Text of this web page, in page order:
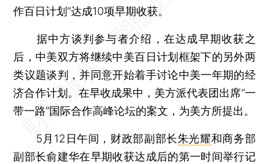
作百日计划”达成10项早期收获。
据中方谈判参与者介绍，在达成早期收获之
后，中美双方将继续中美百日计划框架下的另外两
类议题谈判，并同意开始着手讨论中美一年期的经
济合作计划。在早收成果中，美方派代表团出席“一
带一路”国际合作高峰论坛的案文，为美方所提出。
5月12日午间，财政部副部长朱光耀和商务部
副部长俞建华在早期收获达成后的第一时间举行记